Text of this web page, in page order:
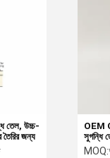
OEM
সুগন্ধি
MOQ:
তেল, উচ্চ-
তৈরির জন্য